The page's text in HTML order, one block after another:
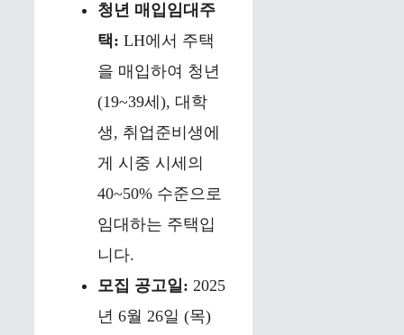
청년 매입임대주
택: LH에서 주택
을 매입하여 청년
(19~39세), 대학
생, 취업준비생에
게 시중 시세의
40~50% 수준으로
임대하는 주택입
니다.
모집 공고일: 2025
년 6월 26일 (목)